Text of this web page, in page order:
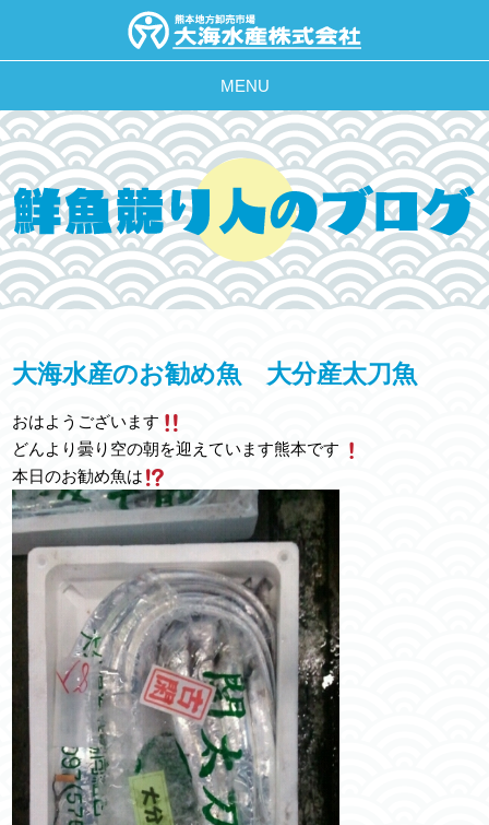
MENU
大海水産のお勧め魚 大分産太刀魚
おはようございます
どんより曇り空の朝を迎えています熊本です
本日のお勧め魚は